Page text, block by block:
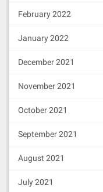
February 2022
January 2022
December 2021
November 2021
October 2021
September 2021
August 2021
July 2021